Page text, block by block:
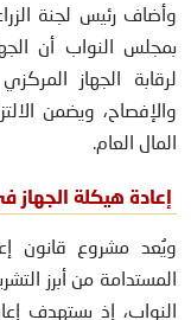
وأضاف رئيس لجنة
بمجلس النواب أن
لرقابة الجهاز
والإفصاح، ويضمن
المال العام.
إعادة هيكلة
ويُعد مشروع قانون
المستدامة من أبرز
النواب، إذ يستهدف